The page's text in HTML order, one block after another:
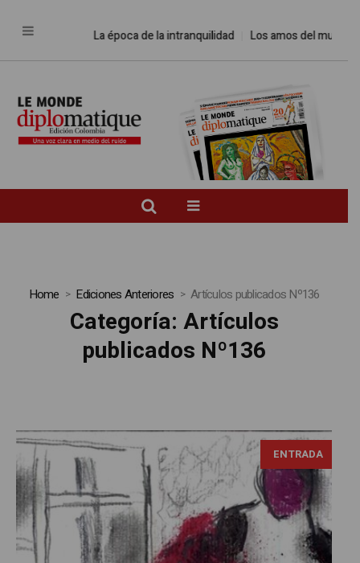
La época de la intranquilidad Los amos del mundo
Home Ediciones Anteriores Artículos publicados Nº136
Categoría: Artículos
publicados Nº136
ENTRADA